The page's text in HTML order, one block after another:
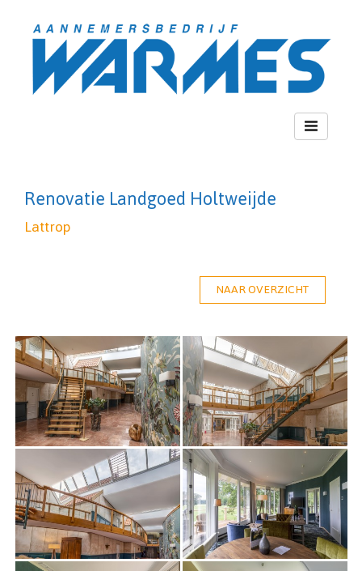
Toggle
navigation
Renovatie Landgoed Holtweijde
Lattrop
NAAR OVERZICHT